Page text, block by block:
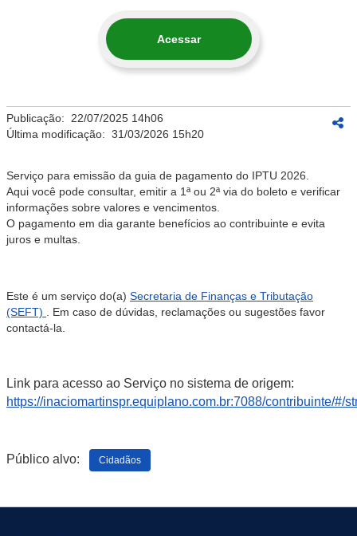
Acessar
Publicação: 22/07/2025 14h06
Última modificação: 31/03/2026 15h20
Serviço para emissão da guia de pagamento do IPTU 2026.
Aqui você pode consultar, emitir a 1ª ou 2ª via do boleto e verificar
informações sobre valores e vencimentos.
O pagamento em dia garante benefícios ao contribuinte e evita
juros e multas.
Este é um serviço do(a) Secretaria de Finanças e Tributação
(SEFT)
. Em caso de dúvidas, reclamações ou sugestões favor
contactá-la.
Link para acesso ao Serviço no sistema de origem:
https://inaciomartinspr.equiplano.com.br:7088/contribuinte/#/
Público alvo: Cidadãos